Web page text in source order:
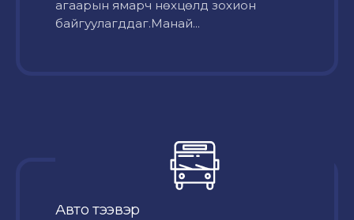
агаарын ямарч нөхцөлд зохион
байгуулагддаг.Манай...
Авто тээвэр